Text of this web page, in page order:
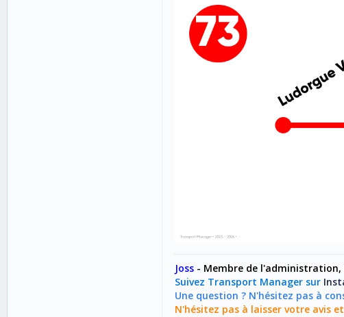
Joss - Membre de l'administration,
Suivez Transport Manager sur
Une question ? N'hésitez pas à
N'hésitez pas à laisser votre avis